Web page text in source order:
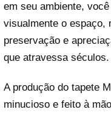
em seu ambiente,
visualmente o espaço,
preservação e
que atravessa séculos.
A produção do tapete
minucioso e feito à